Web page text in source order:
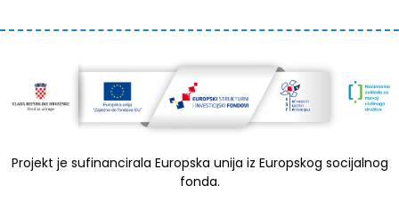
Projekt je sufinancirala Europska unija iz Europskog socijalnog
fonda.